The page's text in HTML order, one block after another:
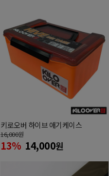
키로오버 하이브 애기케이스
16,000원
13% 14,000원